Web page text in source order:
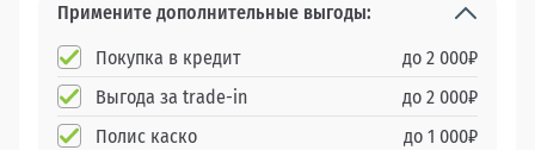
Примените дополнительные выгоды:
Покупка в кредит
до 2 000₽
Выгода за trade-in
до 2 000₽
Полис каско
до 1 000₽